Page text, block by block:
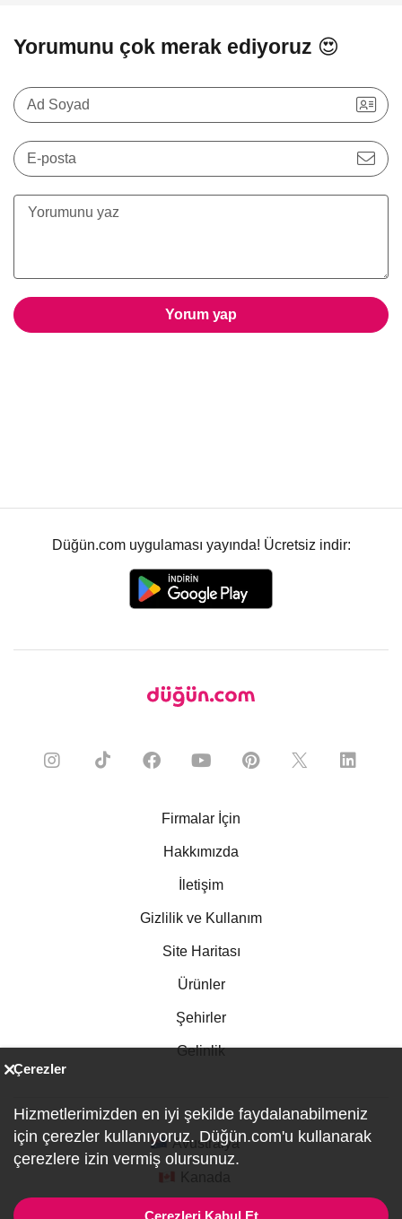
Yorumunu çok merak ediyoruz 😍
Ad Soyad
E-posta
Yorum yap
Düğün.com uygulaması yayında! Ücretsiz indir:
Firmalar İçin
Hakkımızda
İletişim
Gizlilik ve Kullanım
Site Haritası
Ürünler
Şehirler
Gelinlik
Avustralya
Almanya
Çerezler
Hizmetlerimizden en iyi şekilde faydalanabilmeniz
için çerezler kullanıyoruz. Düğün.com'u kullanarak
çerezlere izin vermiş olursunuz.
Çerezleri Kabul Et